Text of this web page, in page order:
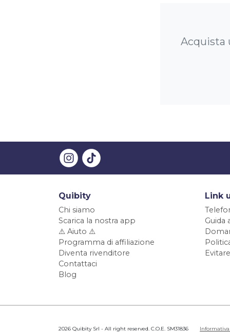
Acquista
Quibity
Chi siamo
Scarica la nostra app
⚠️ Aiuto ⚠️
Programma di affiliazione
Diventa rivenditore
Contattaci
Blog
Link
Guida
2026 Quibity Srl - All right reserved. C.O.E. SM31836